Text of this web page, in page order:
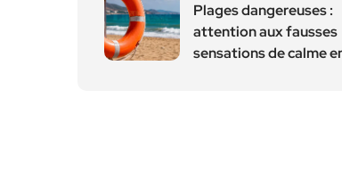
Plages dangereuses :
attention aux fausses
sensations de calme